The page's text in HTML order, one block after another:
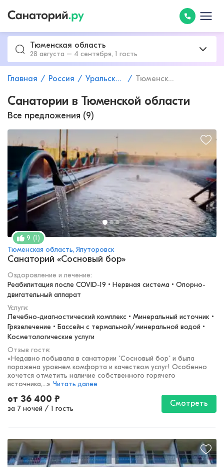
Тюменская область
28 августа – 4 сентября, 1 гость
Главная Россия Уральский федеральный округ Тюменская область
Санатории в Тюменской области
Все предложения (9)
9 (1)
Тюменская область, Ялуторовск
Санаторий «Сосновый бор»
Оздоровление и лечение:
Реабилитация после COVID-19 • Нервная система • Опорно-
двигательный аппарат
Услуги:
Лечебно-диагностический комплекс • Минеральный источник •
Грязелечение • Бассейн с термальной/минеральной водой •
Косметологические услуги
Отзыв гостя:
«Недавно побывала в санатории "Сосновый бор" и была
поражена уровнем комфорта и качеством услуг! Особенно
хочется отметить наличие собственного горячего
источника,...» Читать далее
от 36 400 ₽
за 7 ночей / 1 гость
Смотреть